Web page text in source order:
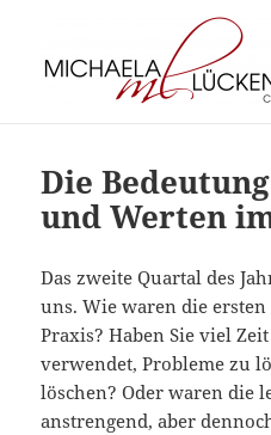
Die
und Werten
Das zweite Quartal des
uns. Wie waren die
Praxis? Haben Sie viel
verwendet, Probleme zu
löschen? Oder waren die
anstrengend, aber